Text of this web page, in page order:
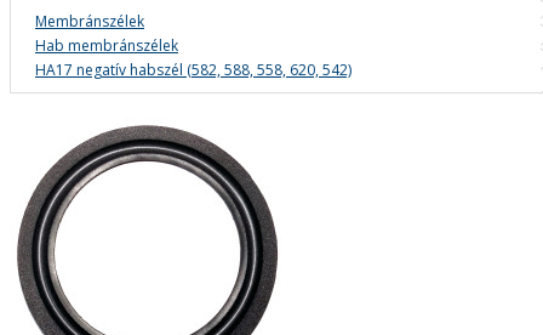
Membránszélek
Hab membránszélek
HA17 negatív habszél (582, 588, 558, 620, 542)